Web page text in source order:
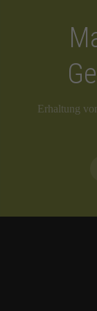
Erhaltung